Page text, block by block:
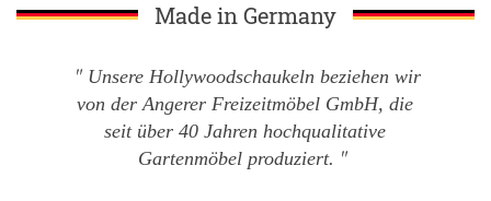
Made in Germany
Unsere Hollywoodschaukeln beziehen wir
von der Angerer Freizeitmöbel GmbH, die
seit über 40 Jahren hochqualitative
Gartenmöbel produziert.